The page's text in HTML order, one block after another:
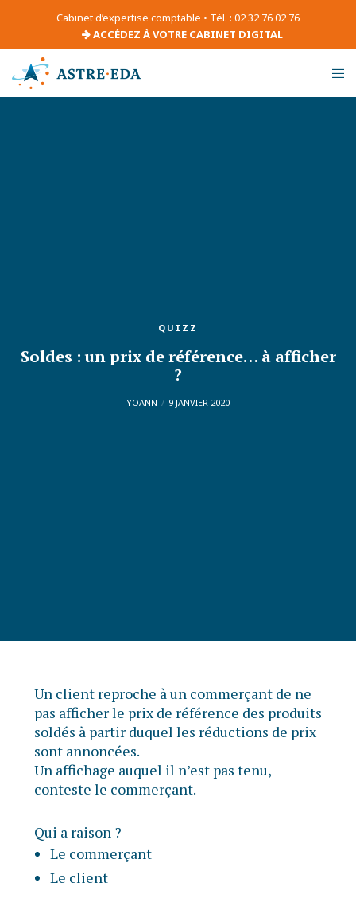
Cabinet d’expertise comptable • Tél. : 02 32 76 02 76
ACCÉDEZ À VOTRE CABINET DIGITAL
QUIZZ
Soldes : un prix de référence… à afficher
?
YOANN 9 JANVIER 2020
Un client reproche à un commerçant de ne
pas afficher le prix de référence des produits
soldés à partir duquel les réductions de prix
sont annoncées.
Un affichage auquel il n’est pas tenu,
conteste le commerçant.
Qui a raison ?
Le commerçant
Le client